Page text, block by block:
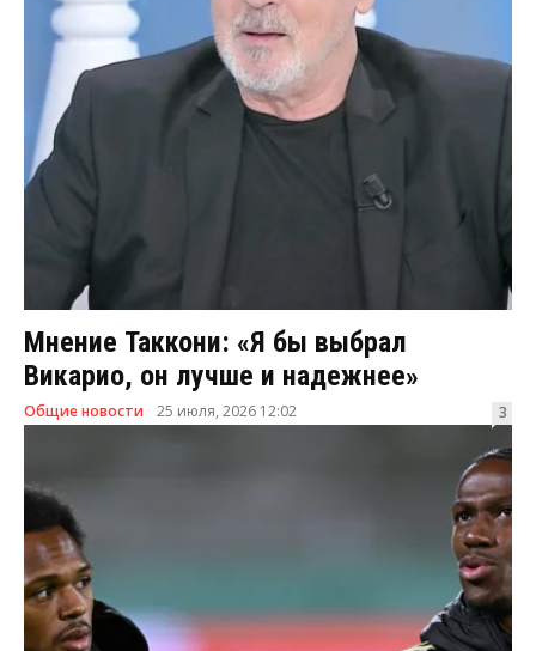
Мнение Таккони: «Я бы выбрал
Викарио, он лучше и надежнее»
Общие новости 25 июля, 2026 12:02 3